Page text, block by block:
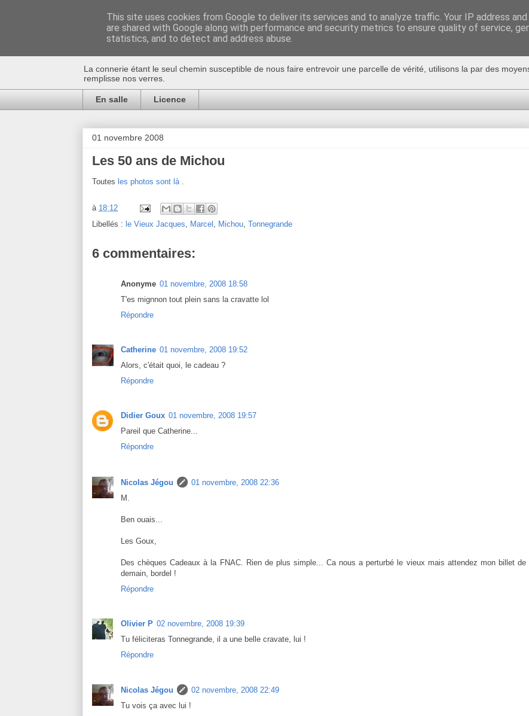
Au bistro !
La connerie étant le seul chemin susceptible de nous faire entrevoir une parcelle de vérité, utilisons la par des
remplisse nos verres.
En salle Licence
01 novembre 2008
Les 50 ans de Michou
Toutes les photos sont là
à 18:12
Libellés : le Vieux Jacques Marcel Michou Tonnegrande
6 commentaires:
Anonyme 01 novembre, 2008 18:58
T'es mignnon tout plein sans la cravatte lol
Répondre
Catherine 01 novembre, 2008 19:52
Alors, c'était quoi, le cadeau ?
Répondre
Didier Goux 01 novembre, 2008 19:57
Pareil que Catherine...
Répondre
Nicolas Jégou
01 novembre, 2008 22:36
M.
Ben ouais...
Les Goux,
Des chèques Cadeaux à la FNAC. Rien de plus simple... Ca nous a perturbé le vieux mais attendez mon billet de
demain, bordel !
Répondre
Olivier P 02 novembre, 2008 19:39
Tu féliciteras Tonnegrande, il a une belle cravate, lui !
Répondre
Nicolas Jégou
02 novembre, 2008 22:49
Tu vois ça avec lui !
This site uses cookies from Google to deliver its services and to analyze traffic. Your IP address
are shared with Google along with performance and security metrics to ensure quality of service,
statistics, and to detect and address abuse.